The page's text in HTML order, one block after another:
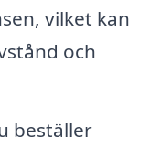
vilket kan
och
beställer